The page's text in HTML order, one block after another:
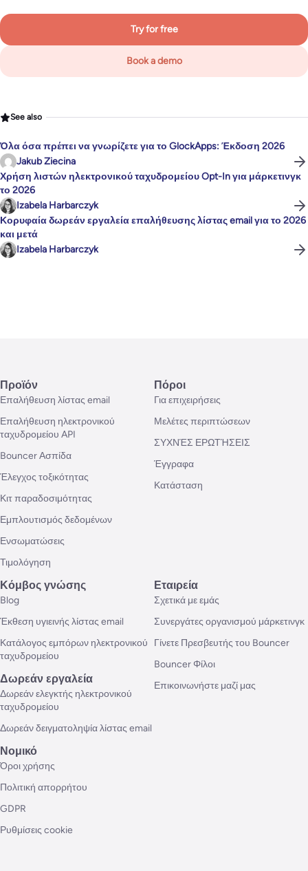
Try for free
Book a demo
See also
Όλα όσα πρέπει να γνωρίζετε για το GlockApps: Έκδοση 2026
Jakub Ziecina
Χρήση λιστών ηλεκτρονικού ταχυδρομείου Opt-In για μάρκετινγκ
το 2026
Izabela Harbarczyk
Κορυφαία δωρεάν εργαλεία επαλήθευσης λίστας email για το 2026
και μετά
Izabela Harbarczyk
Προϊόν
Επαλήθευση λίστας email
Επαλήθευση ηλεκτρονικού
ταχυδρομείου API
Bouncer Ασπίδα
Έλεγχος τοξικότητας
Κιτ παραδοσιμότητας
Εμπλουτισμός δεδομένων
Ενσωματώσεις
Τιμολόγηση
Πόροι
Για επιχειρήσεις
Μελέτες περιπτώσεων
ΣΥΧΝΈΣ ΕΡΩΤΉΣΕΙΣ
Έγγραφα
Κατάσταση
Κόμβος γνώσης
Blog
Έκθεση υγιεινής λίστας email
Κατάλογος εμπόρων ηλεκτρονικού
ταχυδρομείου
Δωρεάν εργαλεία
Δωρεάν ελεγκτής ηλεκτρονικού
ταχυδρομείου
Δωρεάν δειγματοληψία λίστας email
Εταιρεία
Σχετικά με εμάς
Συνεργάτες οργανισμού μάρκετινγκ
Γίνετε Πρεσβευτής του Bouncer
Bouncer Φίλοι
Επικοινωνήστε μαζί μας
Νομικό
Όροι χρήσης
Πολιτική απορρήτου
GDPR
Ρυθμίσεις cookie